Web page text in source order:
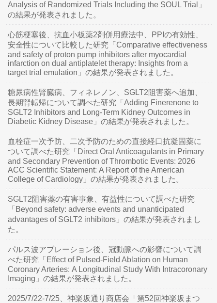
Analysis of Randomized Trials Including the SOUL Trial」
の結果が発表されました。
心筋梗塞後、抗血小板薬2剤併用療法中、PPIの有効性、
安全性について比較した研究「Comparative effectiveness
and safety of proton pump inhibitors after myocardial
infarction on dual antiplatelet therapy: Insights from a
target trial emulation」の結果が発表されました。
糖尿病性腎臓病、フィネレノン、SGLT2阻害薬へ追加、
長期腎転帰について調べた研究「Adding Finerenone to
SGLT2 Inhibitors and Long-Term Kidney Outcomes in
Diabetic Kidney Disease」の結果が発表されました。
血栓症一次予防、二次予防のための直接経口抗凝固薬に
ついて調べた研究「Direct Oral Anticoagulants in Primary
and Secondary Prevention of Thrombotic Events: 2026
ACC Scientific Statement: A Report of the American
College of Cardiology」の結果が発表されました。
SGLT2阻害薬の有害事象、有益性について調べた研究
「Beyond safety: adverse events and unanticipated
advantages of SGLT2 inhibitors」の結果が発表されまし
た。
パルス波アブレーション後、冠動脈への影響について調
べた研究「Effect of Pulsed-Field Ablation on Human
Coronary Arteries: A Longitudinal Study With Intracoronary
Imaging」の結果が発表されました。
2025/7/22-7/25、神楽坂通り商店会「第52回神楽坂まつ